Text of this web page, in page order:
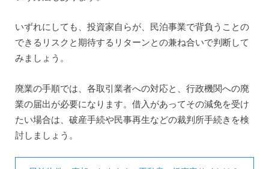
いずれにしても、投資家自らが、民泊事業で背負うことの
できるリスクと期待するリターンとの兼ね合いで判断して
みましょう。
廃業の手順では、各取引業者への対応と、行政機関への廃
業の届出が必要になります。借入があってその減免を受け
たい場合は、破産手続や民事再生などの裁判所手続きを検
討しましょう。